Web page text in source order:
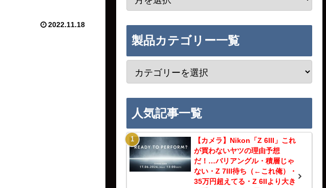
2022.11.18
製品カテゴリー一覧
人気記事一覧
【カメラ】Nikon「Z 6III」これ
が買わないヤツの理由予想
だ！…バリアングル・積層じゃ
ない・Z 7III待ち（←これ俺）・
35万円超えてる・Z 6IIより大き